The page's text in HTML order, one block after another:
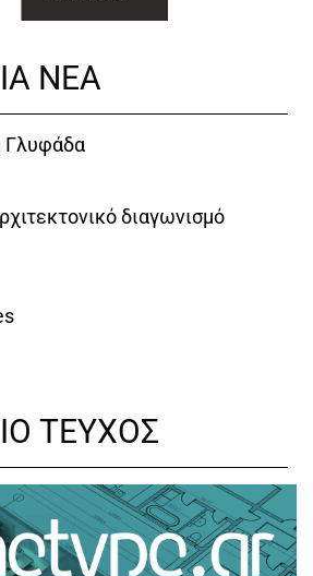
ΝΕΑ
Γλυφάδα
διαγωνισμό
ΤΕΥΧΟΣ